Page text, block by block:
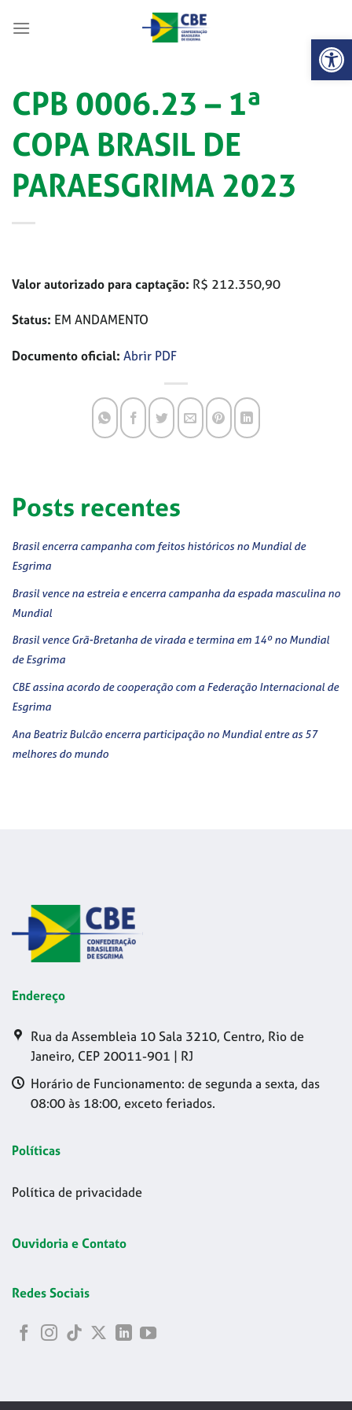
Abrir
CPB 0006.23 – 1ª
COPA BRASIL DE
PARAESGRIMA 2023
Valor autorizado para captação: R$ 212.350,90
Status: EM ANDAMENTO
Documento oficial: Abrir PDF
Posts recentes
Brasil encerra campanha com feitos históricos no Mundial de
Esgrima
Brasil vence na estreia e encerra campanha da espada masculina no
Mundial
Brasil vence Grã-Bretanha de virada e termina em 14º no Mundial
de Esgrima
CBE assina acordo de cooperação com a Federação Internacional de
Esgrima
Ana Beatriz Bulcão encerra participação no Mundial entre as 57
melhores do mundo
Endereço
Rua da Assembleia 10 Sala 3210, Centro, Rio de
Janeiro, CEP 20011-901 | RJ
Horário de Funcionamento: de segunda a sexta, das
08:00 às 18:00, exceto feriados.
Políticas
Política de privacidade
Ouvidoria e Contato
Redes Sociais